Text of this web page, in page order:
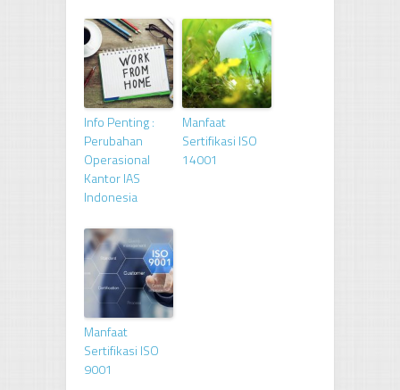
Info Penting :
Perubahan
Operasional
Kantor IAS
Indonesia
Manfaat
Sertifikasi ISO
14001
Manfaat
Sertifikasi ISO
9001